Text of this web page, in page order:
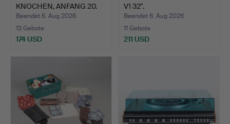
KNOCHEN, ANFANG 20.
JAHRHU…
Beendet 6. Aug 2026
13 Gebote
174 USD
V1 32".
Beendet 6. Aug 2026
11 Gebote
211 USD